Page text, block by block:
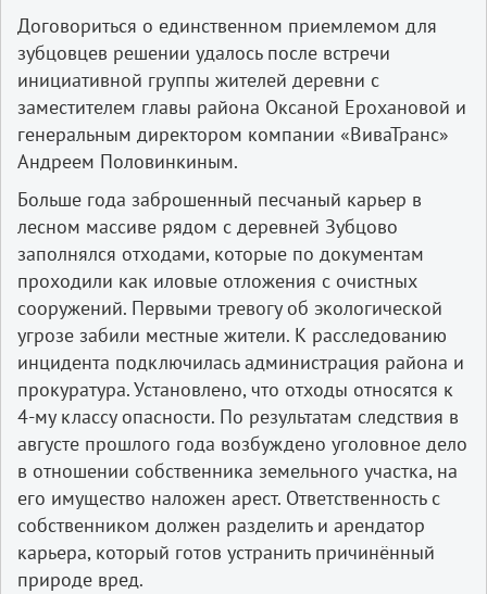
Договориться о единственном приемлемом для
зубцовцев решении удалось после встречи
инициативной группы жителей деревни с
заместителем главы района Оксаной Ерохановой и
генеральным директором компании «ВиваТранс»
Андреем Половинкиным.
Больше года заброшенный песчаный карьер в
лесном массиве рядом с деревней Зубцово
заполнялся отходами, которые по документам
проходили как иловые отложения с очистных
сооружений. Первыми тревогу об экологической
угрозе забили местные жители. К расследованию
инцидента подключилась администрация района и
прокуратура. Установлено, что отходы относятся к
4-му классу опасности. По результатам следствия в
августе прошлого года возбуждено уголовное дело
в отношении собственника земельного участка, на
его имущество наложен арест. Ответственность с
собственником должен разделить и арендатор
карьера, который готов устранить причинённый
природе вред.